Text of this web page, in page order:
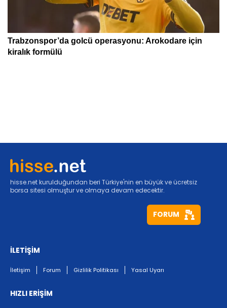
hisse.net kurulduğundan beri Türkiye'nin en büyük ve ücretsiz
borsa sitesi olmuştur ve olmaya devam edecektir.
FORUM
İLETİŞİM
İletişim Forum Gizlilik Politikası Yasal Uyarı
HIZLI ERİŞİM